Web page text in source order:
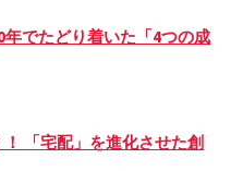
でたどり着いた「4つの成
「宅配」を進化させた創